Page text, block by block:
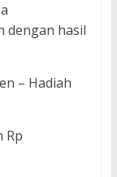
dengan hasil
– Hadiah
Rp